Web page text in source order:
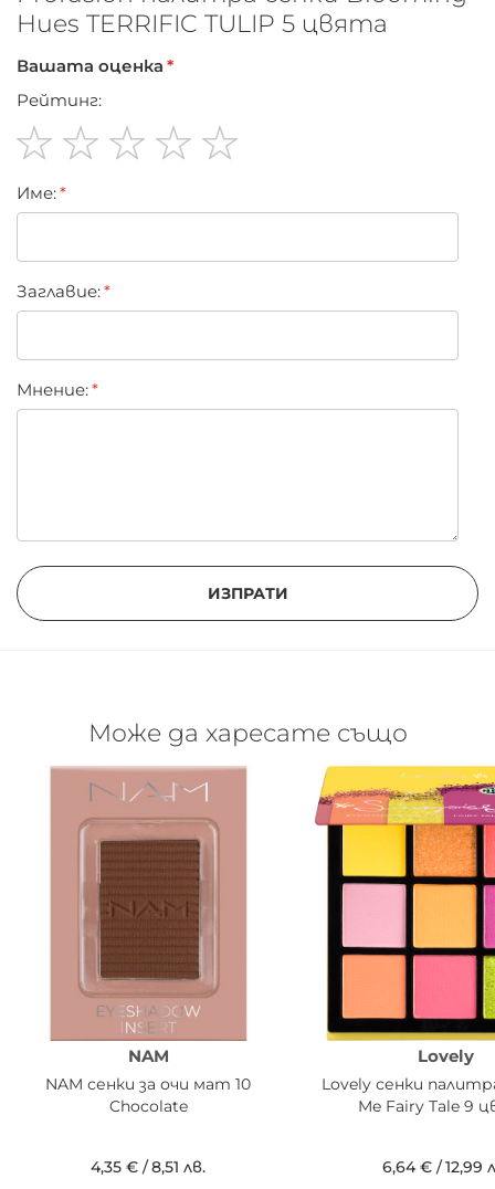
Hues
Hues TERRIFIC TULIP 5 цвята
Вашата оценка
Рейтинг:
star
stars
stars
stars
stars
Име:
Заглавиe:
Мнение:
ИЗПРАТИ
Може да харесате също
NAM
NAM сенки за очи мат 10
Chocolate
4,35 € /8,51 лв.
Lovely
Lovely сенки
Me Fairy Tale 9
6,64 €/12,99